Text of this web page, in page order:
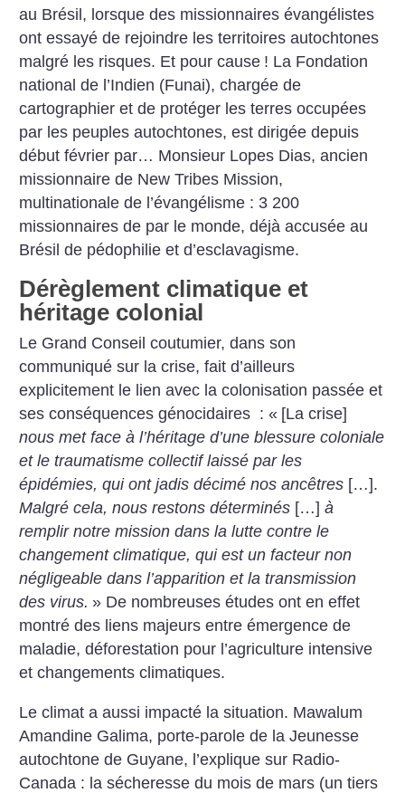
au Brésil, lorsque des missionnaires évangélistes
ont essayé de rejoindre les territoires autochtones
malgré les risques. Et pour cause ! La Fondation
national de l’Indien (Funai), chargée de
cartographier et de protéger les terres occupées
par les peuples autochtones, est dirigée depuis
début février par… Monsieur Lopes Dias, ancien
missionnaire de New Tribes Mission,
multinationale de l’évangélisme : 3 200
missionnaires de par le monde, déjà accusée au
Brésil de pédophilie et d’esclavagisme.
Dérèglement climatique et
héritage colonial
Le Grand Conseil coutumier, dans son
communiqué sur la crise, fait d’ailleurs
explicitement le lien avec la colonisation passée et
ses conséquences génocidaires : « [La crise]
nous met face à l’héritage d’une blessure coloniale
et le traumatisme collectif laissé par les
épidémies, qui ont jadis décimé nos ancêtres […].
Malgré cela, nous restons déterminés […]à
remplir notre mission dans la lutte contre le
changement climatique, qui est un facteur non
négligeable dans l’apparition et la transmission
des virus. » De nombreuses études ont en effet
montré des liens majeurs entre émergence de
maladie, déforestation pour l’agriculture intensive
et changements climatiques.
Le climat a aussi impacté la situation. Mawalum
Amandine Galima, porte-parole de la Jeunesse
autochtone de Guyane, l’explique sur Radio-
Canada : la sécheresse du mois de mars (un tiers